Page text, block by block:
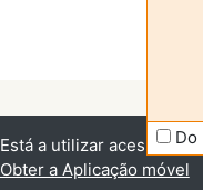
Do
Está a utilizar acesso de
Obter a Aplicação móvel